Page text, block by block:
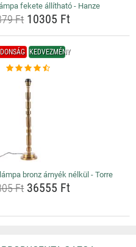
fekete állítható - Hanze
Ft10305 Ft
KEDVEZMÉNY
bronz árnyék nélkül - Torre
Ft36555 Ft